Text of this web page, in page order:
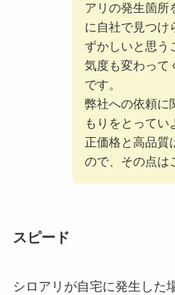
アリの発生箇所
に自社で見つけ
ずかしいと思う
気度も変わって
です。
弊社への依頼に
もりをとってい
正価格と高品質
ので、その点は
スピード
シロアリが自宅に発生した